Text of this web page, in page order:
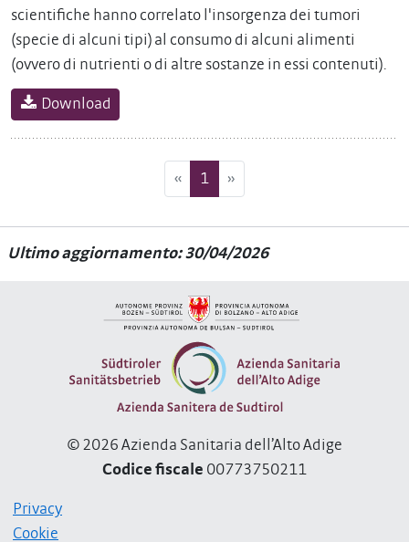
scientifiche hanno correlato l'insorgenza dei tumori
(specie di alcuni tipi) al consumo di alcuni alimenti
(ovvero di nutrienti o di altre sostanze in essi contenuti).
Download
«Precedente
1 »Prossimo
Ultimo aggiornamento: 30/04/2026
© 2026 Azienda Sanitaria dell’Alto Adige
Codice fiscale 00773750211
Privacy
Cookie